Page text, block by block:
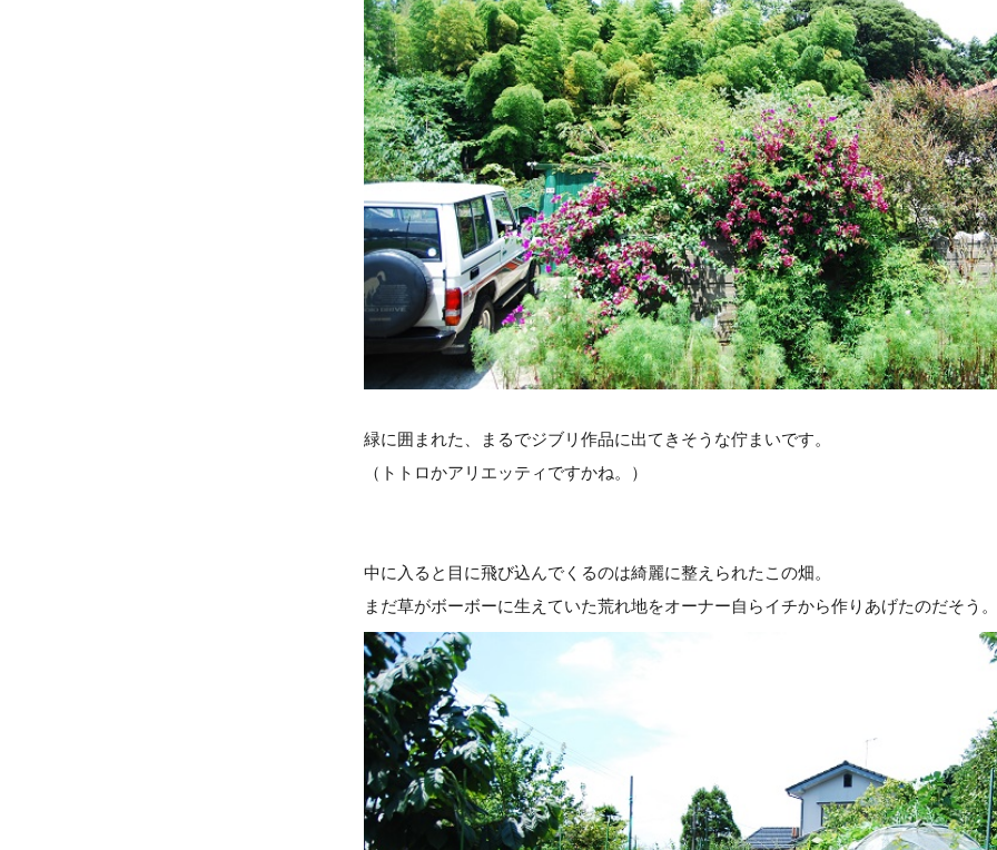
緑に囲まれた、まるでジブリ作品に出てきそうな佇まいです。
（トトロかアリエッティですかね。）
中に入ると目に飛び込んでくるのは綺麗に整えられたこの畑。
まだ草がボーボーに生えていた荒れ地をオーナー自らイチから作りあげたのだそう。